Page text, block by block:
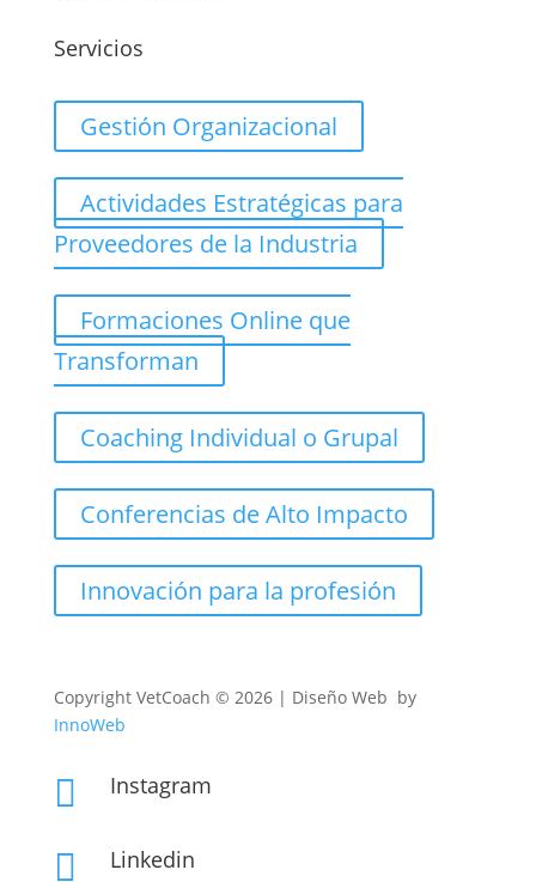
Servicios
Gestión Organizacional
Actividades Estratégicas para
Proveedores de la Industria
Formaciones Online que
Transforman
Coaching Individual o Grupal
Conferencias de Alto Impacto
Innovación para la profesión
CopyrightVetCoach © 2026 | Diseño Web by
InnoWeb
 Instagram
 Linkedin